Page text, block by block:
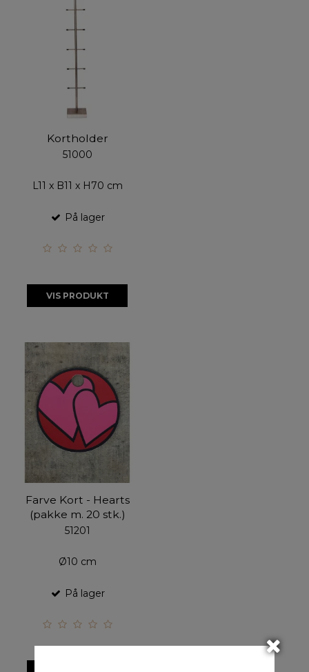
Kortholder
51000
L11 x B11 x H70 cm
På lager
VIS PRODUKT
Farve Kort - Hearts
(pakke m. 20 stk.)
51201
Ø10 cm
På lager